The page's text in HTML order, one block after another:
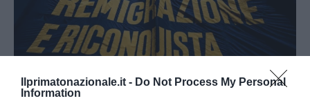
Ilprimatonazionale.it - Do Not Process My Personal
Information